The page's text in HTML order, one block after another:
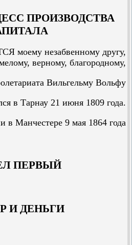
ПРОИЗВОДСТВА
моему незабвенному другу,
верному, благородному,
Вильгельму Вольфу
в Тарнау 21 июня 1809 года.
в Манчестере 9 мая 1864 года
ПЕРВЫЙ
И ДЕНЬГИ